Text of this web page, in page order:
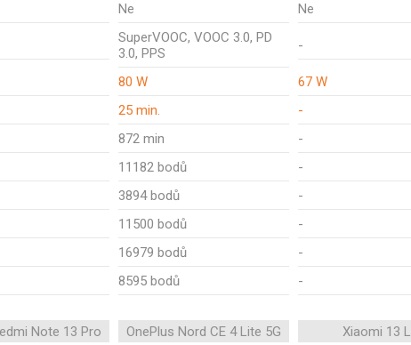
Ne Ne
SuperVOOC, VOOC 3.0, PD
3.0, PPS
-
80 W
67 W
25 min.
-
872 min
-
11182 bodů
-
3894 bodů
-
11500 bodů
-
16979 bodů
-
8595 bodů -
Note 13 Pro OnePlus Nord CE 4 Lite 5G
Xiaomi 13